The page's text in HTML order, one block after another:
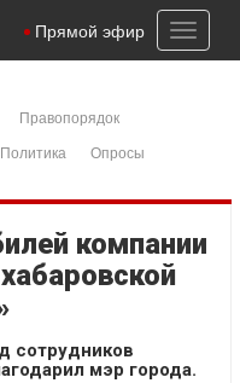
Toggle
Прямой эфир
Правопорядок
Политика
Опросы
компании
сотрудников
мэр города.